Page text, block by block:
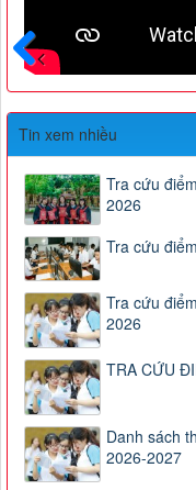
Trước
Tin xem nhiều
Tra cứu
2026
Tra cứu
Tra cứu
2026
TRA CỨU
Danh sách
2026-2027